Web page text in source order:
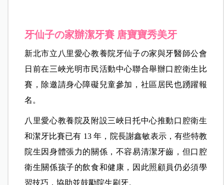
牙仙子の家辦潔牙賽 唐寶寶秀美牙
新北市立八里愛心教養院牙仙子の家與牙醫師公會
日前在三峽光明市民活動中心聯合舉辦口腔衛生比
賽，除邀請身心障礙兒童參加，社區居民也踴躍報
名。
八里愛心教養院及附設三峽日托中心推動口腔衛生
和潔牙比賽已有 13 年，院長謝鑫敏表示，有些特教
院生因身體張力的關係，不容易清潔牙齒，但口腔
衛生關係孩子的飲食和健康，因此照顧員仍必須學
習技巧，協助並鼓勵院生刷牙。